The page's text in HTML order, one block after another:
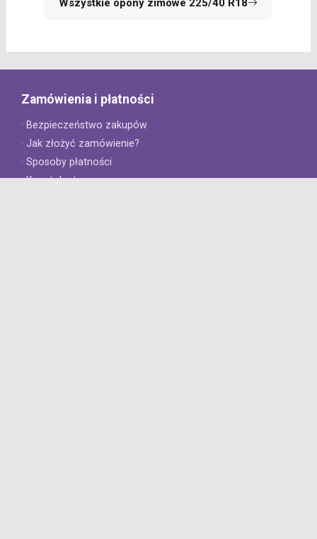
Wszystkie opony zimowe 225/40 R18
Zamówienia i płatności
· Bezpieczeństwo zakupów
· Jak złożyć zamówienie?
· Sposoby płatności
· Koszt dostawy